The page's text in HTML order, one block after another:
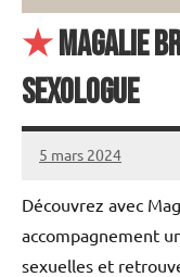
★Magalie
Sexologue
5 mars 2024
annuairecoaching
Découvrez avec
accompagnement
sexuelles et